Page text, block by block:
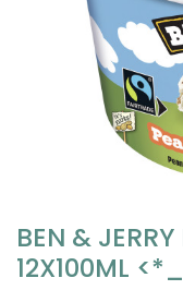
BEN &
12X100ML